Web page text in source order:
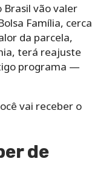
Brasil vão valer
Família, cerca
da parcela,
terá reajuste
programa —
vai receber o
de